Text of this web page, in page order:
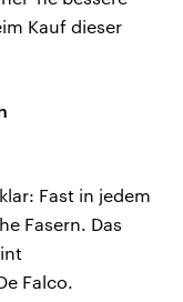
Kauf dieser
Fast in jedem
Fasern. Das
Falco.